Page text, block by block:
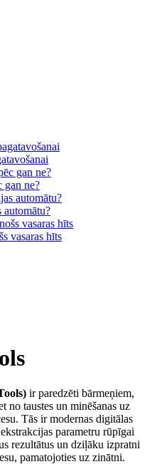
gan ne?
vasaras hīts
ir paredzēti bārmeņiem,
no taustes un minēšanas uz
Tās ir modernas digitālas
parametru rūpīgai
rezultātus un dziļāku izpratni
pamatojoties uz zinātni.